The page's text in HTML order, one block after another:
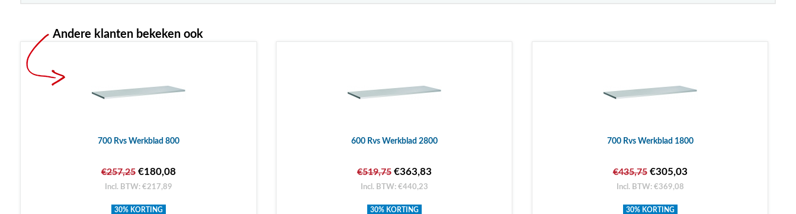
Andere klanten bekeken ook
700 Rvs Werkblad 800
€257,25€180,08
Incl. BTW: €217,89
30% KORTING
600 Rvs Werkblad 2800
€519,75€363,83
Incl. BTW: €440,23
30% KORTING
700 Rvs Werkblad 1800
€435,75€305,03
Incl. BTW: €369,08
30% KORTING